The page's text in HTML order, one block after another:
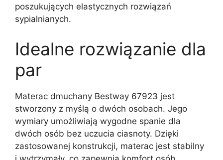
poszukujących elastycznych rozwiązań
sypialnianych.
Idealne rozwiązanie dla
par
Materac dmuchany Bestway 67923 jest
stworzony z myślą o dwóch osobach. Jego
wymiary umożliwiają wygodne spanie dla
dwóch osób bez uczucia ciasnoty. Dzięki
zastosowanej konstrukcji, materac jest stabilny